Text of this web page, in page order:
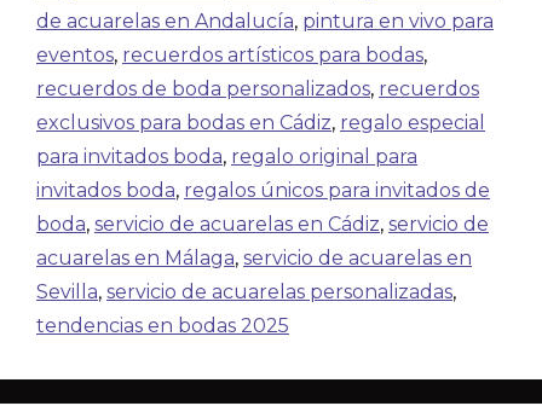
de acuarelas en Andalucía, pintura en vivo para
eventos, recuerdos artísticos para bodas,
recuerdos de boda personalizados, recuerdos
exclusivos para bodas en Cádiz, regalo especial
para invitados boda, regalo original para
invitados boda, regalos únicos para invitados de
boda, servicio de acuarelas en Cádiz, servicio de
acuarelas en Málaga, servicio de acuarelas en
Sevilla, servicio de acuarelas personalizadas,
tendencias en bodas 2025